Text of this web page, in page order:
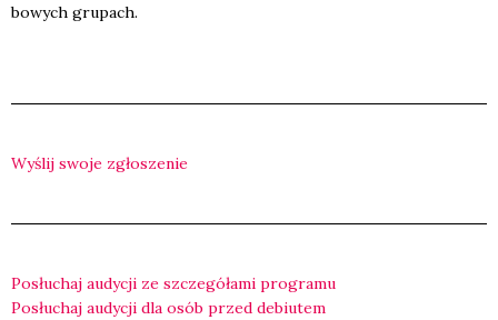
bo­wych gru­pach.
Wyślij swo­je zgło­sze­nie
Posłu­chaj audy­cji ze szcze­gó­ła­mi pro­gra­mu
Posłu­chaj audy­cji dla osób przed debiu­tem